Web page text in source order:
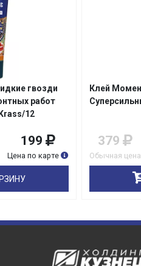
гвозди
работ
12
199
Цена по карте
Клей
379
Обычная цена